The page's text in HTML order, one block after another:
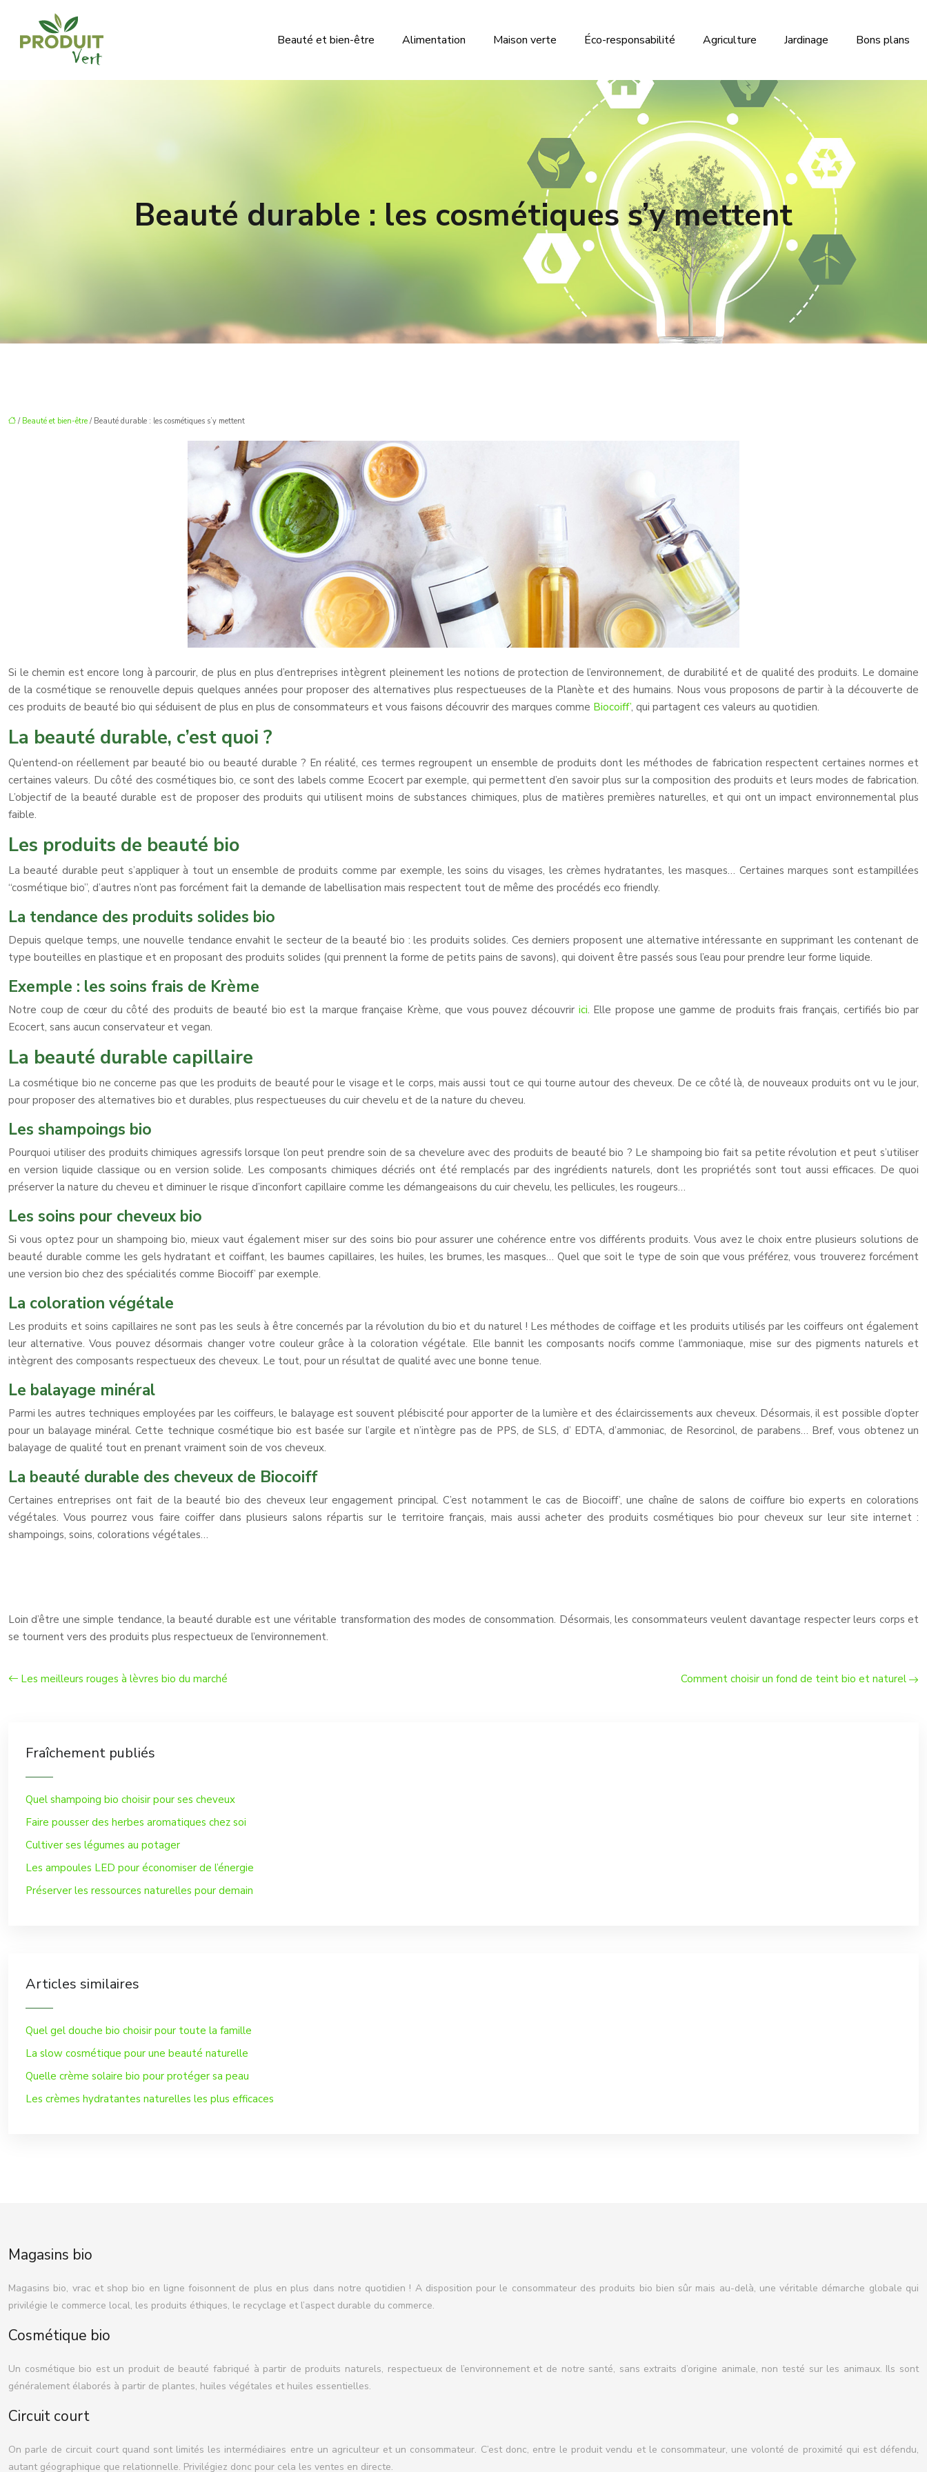
Beauté et bien-être Alimentation Maison verte Éco-responsabilité Agriculture Jardinage Bons plans
Beauté durable : les cosmétiques s’y mettent
/ Beauté et bien-être / Beauté durable : les cosmétiques s’y mettent
Si le chemin est encore long à parcourir, de plus en plus d’entreprises intègrent pleinement les notions de protection de l’environnement, de durabilité et de qualité des produits. Le domaine
de la cosmétique se renouvelle depuis quelques années pour proposer des alternatives plus respectueuses de la Planète et des humains. Nous vous proposons de partir à la découverte de
ces produits de beauté bio qui séduisent de plus en plus de consommateurs et vous faisons découvrir des marques comme Biocoiff’, qui partagent ces valeurs au quotidien.
La beauté durable, c’est quoi ?
Qu’entend-on réellement par beauté bio ou beauté durable ? En réalité, ces termes regroupent un ensemble de produits dont les méthodes de fabrication respectent certaines normes et
certaines valeurs. Du côté des cosmétiques bio, ce sont des labels comme Ecocert par exemple, qui permettent d’en savoir plus sur la composition des produits et leurs modes de fabrication.
L’objectif de la beauté durable est de proposer des produits qui utilisent moins de substances chimiques, plus de matières premières naturelles, et qui ont un impact environnemental plus
faible.
Les produits de beauté bio
La beauté durable peut s’appliquer à tout un ensemble de produits comme par exemple, les soins du visages, les crèmes hydratantes, les masques… Certaines marques sont estampillées
“cosmétique bio”, d’autres n’ont pas forcément fait la demande de labellisation mais respectent tout de même des procédés eco friendly.
La tendance des produits solides bio
Depuis quelque temps, une nouvelle tendance envahit le secteur de la beauté bio : les produits solides. Ces derniers proposent une alternative intéressante en supprimant les contenant de
type bouteilles en plastique et en proposant des produits solides (qui prennent la forme de petits pains de savons), qui doivent être passés sous l’eau pour prendre leur forme liquide.
Exemple : les soins frais de Krème
Notre coup de cœur du côté des produits de beauté bio est la marque française Krème, que vous pouvez découvrir ici. Elle propose une gamme de produits frais français, certifiés bio par
Ecocert, sans aucun conservateur et vegan.
La beauté durable capillaire
La cosmétique bio ne concerne pas que les produits de beauté pour le visage et le corps, mais aussi tout ce qui tourne autour des cheveux. De ce côté là, de nouveaux produits ont vu le jour,
pour proposer des alternatives bio et durables, plus respectueuses du cuir chevelu et de la nature du cheveu.
Les shampoings bio
Pourquoi utiliser des produits chimiques agressifs lorsque l’on peut prendre soin de sa chevelure avec des produits de beauté bio ? Le shampoing bio fait sa petite révolution et peut s’utiliser
en version liquide classique ou en version solide. Les composants chimiques décriés ont été remplacés par des ingrédients naturels, dont les propriétés sont tout aussi efficaces. De quoi
préserver la nature du cheveu et diminuer le risque d’inconfort capillaire comme les démangeaisons du cuir chevelu, les pellicules, les rougeurs…
Les soins pour cheveux bio
Si vous optez pour un shampoing bio, mieux vaut également miser sur des soins bio pour assurer une cohérence entre vos différents produits. Vous avez le choix entre plusieurs solutions de
beauté durable comme les gels hydratant et coiffant, les baumes capillaires, les huiles, les brumes, les masques… Quel que soit le type de soin que vous préférez, vous trouverez forcément
une version bio chez des spécialités comme Biocoiff’ par exemple.
La coloration végétale
Les produits et soins capillaires ne sont pas les seuls à être concernés par la révolution du bio et du naturel ! Les méthodes de coiffage et les produits utilisés par les coiffeurs ont également
leur alternative. Vous pouvez désormais changer votre couleur grâce à la coloration végétale. Elle bannit les composants nocifs comme l’ammoniaque, mise sur des pigments naturels et
intègrent des composants respectueux des cheveux. Le tout, pour un résultat de qualité avec une bonne tenue.
Le balayage minéral
Parmi les autres techniques employées par les coiffeurs, le balayage est souvent plébiscité pour apporter de la lumière et des éclaircissements aux cheveux. Désormais, il est possible d’opter
pour un balayage minéral. Cette technique cosmétique bio est basée sur l’argile et n’intègre pas de PPS, de SLS, d’ EDTA, d’ammoniac, de Resorcinol, de parabens… Bref, vous obtenez un
balayage de qualité tout en prenant vraiment soin de vos cheveux.
La beauté durable des cheveux de Biocoiff
Certaines entreprises ont fait de la beauté bio des cheveux leur engagement principal. C’est notamment le cas de Biocoiff’, une chaîne de salons de coiffure bio experts en colorations
végétales. Vous pourrez vous faire coiffer dans plusieurs salons répartis sur le territoire français, mais aussi acheter des produits cosmétiques bio pour cheveux sur leur site internet :
shampoings, soins, colorations végétales…
Loin d’être une simple tendance, la beauté durable est une véritable transformation des modes de consommation. Désormais, les consommateurs veulent davantage respecter leurs corps et
se tournent vers des produits plus respectueux de l’environnement.
Les meilleurs rouges à lèvres bio du marché Comment choisir un fond de teint bio et naturel
Fraîchement publiés
Quel shampoing bio choisir pour ses cheveux
Faire pousser des herbes aromatiques chez soi
Cultiver ses légumes au potager
Les ampoules LED pour économiser de l’énergie
Préserver les ressources naturelles pour demain
Articles similaires
Quel gel douche bio choisir pour toute la famille
La slow cosmétique pour une beauté naturelle
Quelle crème solaire bio pour protéger sa peau
Les crèmes hydratantes naturelles les plus efficaces
Magasins bio
Magasins bio, vrac et shop bio en ligne foisonnent de plus en plus dans notre quotidien ! A disposition pour le consommateur des produits bio bien sûr mais au-delà, une véritable démarche globale qui
privilégie le commerce local, les produits éthiques, le recyclage et l’aspect durable du commerce.
Cosmétique bio
Un cosmétique bio est un produit de beauté fabriqué à partir de produits naturels, respectueux de l’environnement et de notre santé, sans extraits d’origine animale, non testé sur les animaux. Ils sont
généralement élaborés à partir de plantes, huiles végétales et huiles essentielles.
Circuit court
On parle de circuit court quand sont limités les intermédiaires entre un agriculteur et un consommateur. C’est donc, entre le produit vendu et le consommateur, une volonté de proximité qui est défendu,
autant géographique que relationnelle. Privilégiez donc pour cela les ventes en directe.